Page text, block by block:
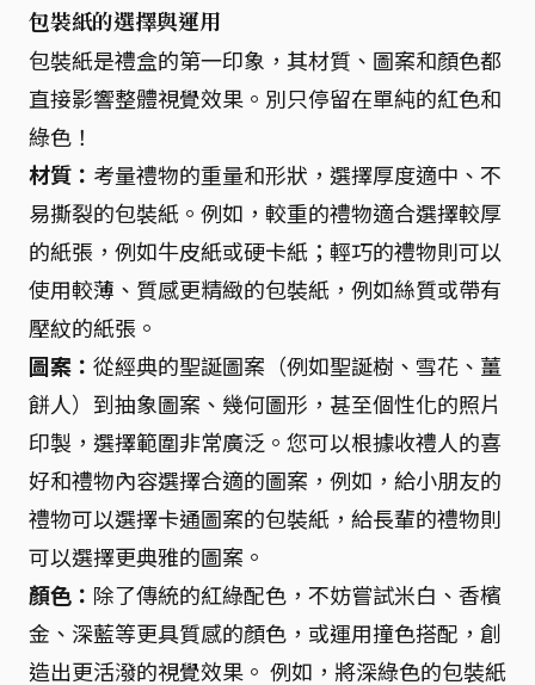
包裝紙的選擇與運用
包裝紙是禮盒的第一印象，其材質、圖案和顏色都
直接影響整體視覺效果。別只停留在單純的紅色和
綠色！
材質： 考量禮物的重量和形狀，選擇厚度適中、不
易撕裂的包裝紙。例如，較重的禮物適合選擇較厚
的紙張，例如牛皮紙或硬卡紙；輕巧的禮物則可以
使用較薄、質感更精緻的包裝紙，例如絲質或帶有
壓紋的紙張。
圖案： 從經典的聖誕圖案（例如聖誕樹、雪花、薑
餅人）到抽象圖案、幾何圖形，甚至個性化的照片
印製，選擇範圍非常廣泛。您可以根據收禮人的喜
好和禮物內容選擇合適的圖案，例如，給小朋友的
禮物可以選擇卡通圖案的包裝紙，給長輩的禮物則
可以選擇更典雅的圖案。
顏色： 除了傳統的紅綠配色，不妨嘗試米白、香檳
金、深藍等更具質感的顏色，或運用撞色搭配，創
造出更活潑的視覺效果。 例如，將深綠色的包裝紙